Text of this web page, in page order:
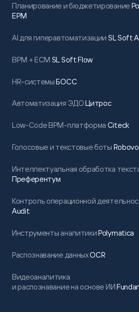
Планирование и бюджетирование
EPM
AI для гиперавтоматизации SL Soft
BPM + ECM SL Soft Flow
HR-системыБОСС
Автоматизация ЭДОЦитрос
Low-Code BPM-платформа Citeck
Голосовые и текстовые боты
Интеллектуальная обработка
Преферентум
Контроль операционной
Audit
Инструменты аналитикиPolymatica
Распознавание данныхOCR
Видеоаналитика
и распознавание на основе ИИ